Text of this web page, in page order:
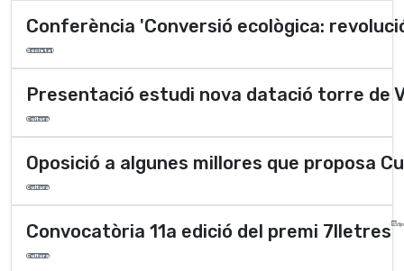
Conferència 'Conversió ecològica:
Societat
Presentació estudi nova datació torre de
Cultura
Oposició a algunes millores que proposa
Cultura
Convocatòria 11a edició del premi 7lletres
Cultura